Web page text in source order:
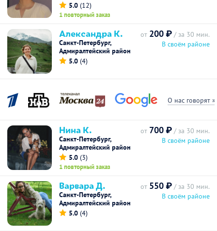
5.0 (12)
1 повторный заказ
Александра К.
Санкт-Петербург,
Адмиралтейский район
5.0 (4)
от 200 ₽ / за 30 мин.
В своём районе
О нас говорят »
Нина К.
Санкт-Петербург,
Адмиралтейский район
5.0 (3)
1 повторный заказ
от 700 ₽ / за 30 мин.
В своём районе
Варвара Д.
Санкт-Петербург,
Адмиралтейский район
5.0 (4)
от 550 ₽ / за 30 мин.
В своём районе